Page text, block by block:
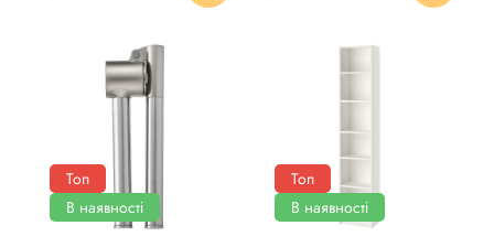
Топ
В наявності
Топ
В наявності